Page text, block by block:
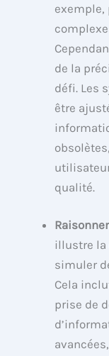
exemple,
de la
défi. Les
être
qualité.
illustre la
simuler
Cela
prise de